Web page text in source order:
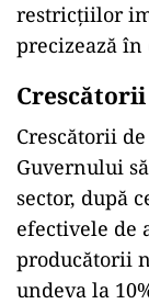
restricţiilor
precizează în
Crescătorii
Guvernului
sector, după
efectivele de
producătorii
undeva la